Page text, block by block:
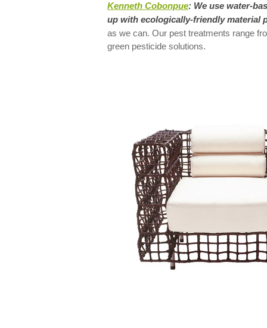
Kenneth Cobonpue: We use water-
up with ecologically-friendly material
as we can. Our pest treatments range
green pesticide solutions.